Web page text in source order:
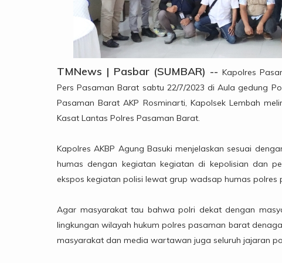
TMNews | Pasbar (SUMBAR) -- Kapolres
Pers Pasaman Barat sabtu 22/7/2023 di Aula gedung
Pasaman Barat AKP Rosminarti, Kapolsek Lembah
Kasat Lantas Polres Pasaman Barat.
Kapolres AKBP Agung Basuki menjelaskan sesuai
humas dengan kegiatan kegiatan di kepolisian dan
ekspos kegiatan polisi lewat grup wadsap humas
Agar masyarakat tau bahwa polri dekat dengan
lingkungan wilayah hukum polres pasaman barat
masyarakat dan media wartawan juga seluruh jajaran